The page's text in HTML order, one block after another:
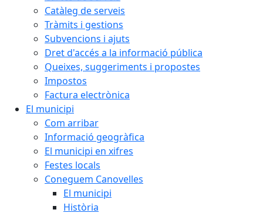
Catàleg de serveis
Tràmits i gestions
Subvencions i ajuts
Dret d'accés a la informació pública
Queixes, suggeriments i propostes
Impostos
Factura electrònica
El municipi
Com arribar
Informació geogràfica
El municipi en xifres
Festes locals
Coneguem Canovelles
El municipi
Història